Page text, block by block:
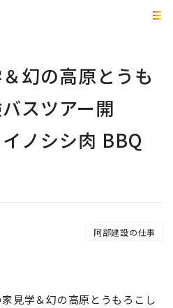
幻の高原とうも
スツアー開
シシ肉 BBQ
阿部建設の仕事
見学＆幻の高原とうもろこし